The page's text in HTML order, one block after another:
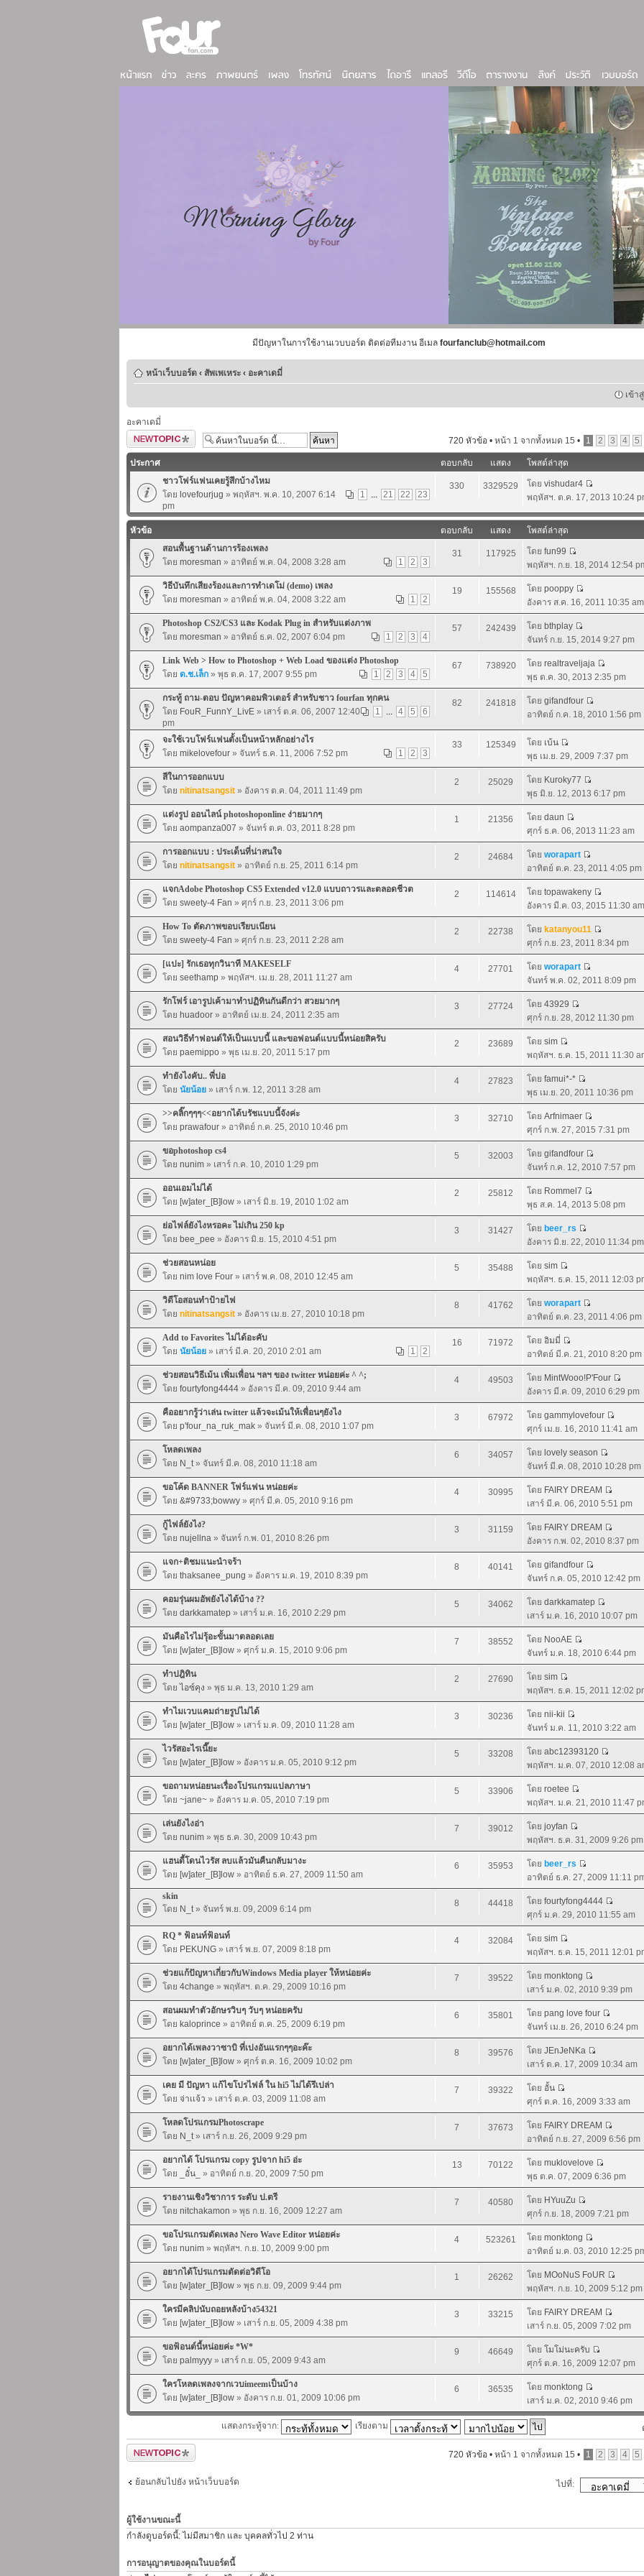
มีปัญหาในการใช้งานเวบบอร์ด ติดต่อทีมงาน อีเมล fourfanclub@hotmail.com
หน้าเว็บบอร์ด ‹ สัพเพเหระ ‹ อะคาเดมี่
เข้า
อะคาเดมี่
ตั้งกระทู้ใหม่
720 หัวข้อ • หน้า 1 จากทั้งหมด 15 • 1 2 3 4 5
ประกาศ ตอบกลับ แสดง
โพสต์ล่าสุด
ชาวโฟร์แฟนเคยรู้สึกบ้างไหม
1
... 21 22 23
โดย lovefourjug » พฤหัสฯ. พ.ค. 10, 2007 6:14
pm
330 3329529 โดย vishudar4
พฤหัสฯ. ต.ค. 17, 2013 10:24
หัวข้อ ตอบกลับ แสดง
โพสต์ล่าสุด
สอนพื้นฐานด้านการร้องเพลง
1
2 3
โดย moresman » อาทิตย์ พ.ค. 04, 2008 3:28 am
31 117925 โดย fun99
พฤหัสฯ. ก.ย. 18, 2014 12:54
วิธีบันทึกเสียงร้องและการทำเดโม่ (demo) เพลง
1
2
โดย moresman » อาทิตย์ พ.ค. 04, 2008 3:22 am
19 155568 โดย pooppy
อังคาร ส.ค. 16, 2011 10:35 am
Photoshop CS2/CS3 และ Kodak Plug in สำหรับแต่งภาพ
1
2 3 4
โดย moresman » อาทิตย์ ธ.ค. 02, 2007 6:04 pm
57 242439 โดย bthplay
จันทร์ ก.ย. 15, 2014 9:27 pm
Link Web > How to Photoshop + Web Load ของแต่ง Photoshop
1
2 3 4 5
โดย ด.ช.เล็ก » พุธ ต.ค. 17, 2007 9:55 pm
67 738920 โดย realtraveljaja
พุธ ต.ค. 30, 2013 2:35 pm
กระทู้ ถาม-ตอบ ปัญหาคอมพิวเตอร์ สำหรับชาว fourfan ทุกคน
1
... 4 5 6
โดย FouR_FunnY_LivE » เสาร์ ต.ค. 06, 2007 12:40
pm
82 241818 โดย gifandfour
อาทิตย์ ก.ค. 18, 2010 1:56 pm
จะใช้เวบโฟร์แฟนตั้งเป็นหน้าหลักอย่างไร
1
2 3
โดย mikelovefour » จันทร์ ธ.ค. 11, 2006 7:52 pm
33 125349 โดย เบ้น
พุธ เม.ย. 29, 2009 7:37 pm
สีในการออกแบบ
โดย nitinatsangsit » อังคาร ต.ค. 04, 2011 11:49 pm
2 25029 โดย Kuroky77
พุธ มิ.ย. 12, 2013 6:17 pm
แต่งรูป ออนไลน์ photoshoponline ง่ายมากๆ
โดย aompanza007 » จันทร์ ต.ค. 03, 2011 8:28 pm
1 21356 โดย daun
ศุกร์ ธ.ค. 06, 2013 11:23 am
การออกแบบ : ประเด็นที่น่าสนใจ
โดย nitinatsangsit » อาทิตย์ ก.ย. 25, 2011 6:14 pm
2 24684 โดย worapart
อาทิตย์ ต.ค. 23, 2011 4:05 pm
แจกAdobe Photoshop CS5 Extended v12.0 แบบถาวรและตลอดชีวต
โดย sweety-4 Fan » ศุกร์ ก.ย. 23, 2011 3:06 pm
2 114614 โดย topawakeny
อังคาร มี.ค. 03, 2015 11:30 am
How To ตัดภาพขอบเรียบเนียน
โดย sweety-4 Fan » ศุกร์ ก.ย. 23, 2011 2:28 am
2 22738 โดย katanyou11
ศุกร์ ก.ย. 23, 2011 8:34 pm
[แปะ] รักเธอทุกวินาที MAKESELF
โดย seethamp » พฤหัสฯ. เม.ย. 28, 2011 11:27 am
4 27701 โดย worapart
จันทร์ พ.ค. 02, 2011 8:09 pm
รักโฟร์ เอารูปเค้ามาทำปฏิทินกันดีกว่า สวยมากๆ
โดย huadoor » อาทิตย์ เม.ย. 24, 2011 2:35 am
3 27724 โดย 43929
ศุกร์ ก.ย. 28, 2012 11:30 pm
สอนวิธีทำฟอนต์ให้เป็นแบบนี้ และขอฟอนต์แบบนี้หน่อยสิครับ
โดย paemippo » พุธ เม.ย. 20, 2011 5:17 pm
2 23689 โดย sim
พฤหัสฯ. ธ.ค. 15, 2011 11:30
ทำยังไงคับ.. พี่ปอ
โดย นัยน้อย » เสาร์ ก.พ. 12, 2011 3:28 am
4 27823 โดย famui*-*
พุธ เม.ย. 20, 2011 10:36 pm
>>คลิ๊กๆๆๆ<<อยากได้บรัชแบบนี้จังค่ะ
โดย prawafour » อาทิตย์ ก.ค. 25, 2010 10:46 pm
3 32710 โดย Arfnimaer
ศุกร์ ก.พ. 27, 2015 7:31 pm
ขอphotoshop cs4
โดย nunim » เสาร์ ก.ค. 10, 2010 1:29 pm
5 32003 โดย gifandfour
จันทร์ ก.ค. 12, 2010 7:57 pm
ออนเอมไม่ได้
โดย [w]ater_[B]low » เสาร์ มิ.ย. 19, 2010 1:02 am
2 25812 โดย Rommel7
พุธ ส.ค. 14, 2013 5:08 pm
ย่อไฟล์ยังไงหรอคะ ไม่เกิน 250 kp
โดย bee_pee » อังคาร มิ.ย. 15, 2010 4:51 pm
3 31427 โดย beer_rs
อังคาร มิ.ย. 22, 2010 11:34 pm
ช่วยสอนหน่อย
โดย nim love Four » เสาร์ พ.ค. 08, 2010 12:45 am
5 35488 โดย sim
พฤหัสฯ. ธ.ค. 15, 2011 12:03
วิดีโอสอนทำป้ายไฟ
โดย nitinatsangsit » อังคาร เม.ย. 27, 2010 10:18 pm
8 41762 โดย worapart
อาทิตย์ ต.ค. 23, 2011 4:06 pm
Add to Favorites ไม่ได้อะคับ
1
2
โดย นัยน้อย » เสาร์ มี.ค. 20, 2010 2:01 am
16 71972 โดย อิมมี่
อาทิตย์ มี.ค. 21, 2010 8:20 pm
ช่วยสอนวิธีเม้น เพิ่มเพื่อน ฯลฯ ของ twitter หน่อยค่ะ ^ ^;
โดย fourtyfong4444 » อังคาร มี.ค. 09, 2010 9:44 am
4 49503 โดย MintWooo!P'Four
อังคาร มี.ค. 09, 2010 6:29 pm
คืออยากรู้ว่าเล่น twitter แล้วจะเม้นให้เพื่อนๆยังไง
โดย p'four_na_ruk_mak » จันทร์ มี.ค. 08, 2010 1:07 pm
3 67972 โดย gammylovefour
ศุกร์ เม.ย. 16, 2010 11:41 am
โหลดเพลง
โดย N_t» จันทร์ มี.ค. 08, 2010 11:18 am
6 34057 โดย lovely season
จันทร์ มี.ค. 08, 2010 10:28 pm
ขอโค้ด BANNER โฟร์แฟน หน่อยค่ะ
โดย &#9733;bowwy » ศุกร์ มี.ค. 05, 2010 9:16 pm
4 30995 โดย FAIRY DREAM
เสาร์ มี.ค. 06, 2010 5:51 pm
กู้ไฟล์ยังไง?
โดย nujellna » จันทร์ ก.พ. 01, 2010 8:26 pm
3 31159 โดย FAIRY DREAM
อังคาร ก.พ. 02, 2010 8:37 pm
แจก+ติชมแนะนำจร้า
โดย thaksanee_pung » อังคาร ม.ค. 19, 2010 8:39 pm
8 40141 โดย gifandfour
จันทร์ ก.ค. 05, 2010 12:42 pm
คอมรุ่นผมอัพยังไงได้บ้าง ??
โดย darkkamatep » เสาร์ ม.ค. 16, 2010 2:29 pm
5 34062 โดย darkkamatep
เสาร์ ม.ค. 16, 2010 10:07 pm
มันคือไรไม่รุ้อะขั้นมาตลอดเลย
โดย [w]ater_[B]low » ศุกร์ ม.ค. 15, 2010 9:06 pm
7 38552 โดย NooAE
จันทร์ ม.ค. 18, 2010 6:44 pm
ทำปฎิทิน
โดย ไอซ์คุง » พุธ ม.ค. 13, 2010 1:29 am
2 27690 โดย sim
พฤหัสฯ. ธ.ค. 15, 2011 12:02
ทำไมเวบแคมถ่ายรูปไม่ได้
โดย [w]ater_[B]low » เสาร์ ม.ค. 09, 2010 11:28 am
3 30236 โดย nii-kii
จันทร์ ม.ค. 11, 2010 3:22 am
ไวรัสอะไรเนี๊ยะ
โดย [w]ater_[B]low » อังคาร ม.ค. 05, 2010 9:12 pm
5 33208 โดย abc12393120
พฤหัสฯ. ม.ค. 07, 2010 12:08
ขอถามหน่อยนะเรื่องโปรแกรมแปลภาษา
โดย ~jane~ » อังคาร ม.ค. 05, 2010 7:19 pm
5 33906 โดย roetee
พฤหัสฯ. ม.ค. 21, 2010 11:47
เล่นยังไงอ่า
โดย nunim » พุธ ธ.ค. 30, 2009 10:43 pm
7 39012 โดย joyfan
พฤหัสฯ. ธ.ค. 31, 2009 9:26 pm
แฮนดี้โดนไวรัส ลบแล้วมันคืนกลับมางะ
โดย [w]ater_[B]low » อาทิตย์ ธ.ค. 27, 2009 11:50 am
6 35953 โดย beer_rs
อาทิตย์ ธ.ค. 27, 2009 11:11
skin
โดย N_t» จันทร์ พ.ย. 09, 2009 6:14 pm
8 44418 โดย fourtyfong4444
ศุกร์ ม.ค. 29, 2010 11:55 am
RQ * ฟ้อนท์ฟ้อนท์
โดย PEKUNG » เสาร์ พ.ย. 07, 2009 8:18 pm
4 32084 โดย sim
พฤหัสฯ. ธ.ค. 15, 2011 12:01
ช่วยแก้ปัญหาเกี่ยวกับWindows Media player ให้หน่อยค่ะ
โดย 4change » พฤหัสฯ. ต.ค. 29, 2009 10:16 pm
7 39522 โดย monktong
เสาร์ ม.ค. 02, 2010 9:39 pm
สอนผมทำตัวอักษรวิบๆ วับๆ หน่อยครับ
โดย kaloprince » อาทิตย์ ต.ค. 25, 2009 6:19 pm
6 35801 โดย pang love four
จันทร์ เม.ย. 26, 2010 6:24 pm
อยากได้เพลงวาซาบิ ที่เปงอันแรกๆๆอะค๊ะ
โดย [w]ater_[B]low » ศุกร์ ต.ค. 16, 2009 10:02 pm
8 39576 โดย JEnJeNKa
เสาร์ ต.ค. 17, 2009 10:34 am
เคย มี ปัญหา แก้ไขโปรไฟล์ ใน hi5 ไม่ได้รึเปล่า
โดย จ่าเเจ้ว » เสาร์ ต.ค. 03, 2009 11:08 am
7 39322 โดย อั้น
ศุกร์ ต.ค. 16, 2009 3:33 am
โหลดโปรแกรมPhotoscrape
โดย N_t» เสาร์ ก.ย. 26, 2009 9:29 pm
7 37673 โดย FAIRY DREAM
อาทิตย์ ก.ย. 27, 2009 6:56 pm
อยากได้ โปรแกรม copy รูปจาก hi5 อ่ะ
โดย
_อั๋น_ » อาทิตย์ ก.ย. 20, 2009 7:50 pm
13 70122 โดย muklovelove
พุธ ต.ค. 07, 2009 6:36 pm
รายงานเชิงวิชาการ ระดับ ป.ตรี
โดย nitchakamon » พุธ ก.ย. 16, 2009 12:27 am
7 40580 โดย HYuuZu
ศุกร์ ก.ย. 18, 2009 7:21 pm
ขอโปรแกรมตัดเพลง Nero Wave Editor หน่อยค่ะ
โดย nunim » พฤหัสฯ. ก.ย. 10, 2009 9:00 pm
4 523261 โดย monktong
อาทิตย์ ม.ค. 03, 2010 12:25
อยากได้โปรแกรมตัดต่อวิดีโอ
โดย [w]ater_[B]low » พุธ ก.ย. 09, 2009 9:44 pm
1 26262 โดย MOoNuS FoUR
พฤหัสฯ. ก.ย. 10, 2009 5:12 pm
ใครมีคลิปนับถอยหลังบ้าง54321
โดย [w]ater_[B]low » เสาร์ ก.ย. 05, 2009 4:38 pm
3 33215 โดย FAIRY DREAM
เสาร์ ก.ย. 05, 2009 7:02 pm
ขอฟ้อนต์นี้หน่อยค่ะ *W*
โดย palmyyy » เสาร์ ก.ย. 05, 2009 9:43 am
9 46649 โดย โมโม่นะครับ
ศุกร์ ต.ค. 16, 2009 12:07 pm
ใครโหลดเพลงจากเวบimeemเป็นบ้าง
โดย [w]ater_[B]low » อังคาร ก.ย. 01, 2009 10:06 pm
6 36535 โดย monktong
เสาร์ ม.ค. 02, 2010 9:46 pm
แสดงกระทู้จาก: เรียงตาม
ตั้งกระทู้ใหม่ 720 หัวข้อ • หน้า 1 จากทั้งหมด 15 • 1 2 3 4 5
ย้อนกลับไปยัง หน้าเว็บบอร์ด ไปที่:
ผู้ใช้งานขณะนี้
กำลังดูบอร์ดนี้: ไม่มีสมาชิก และ บุคคลทั่วไป 2 ท่าน
การอนุญาตของคุณในบอร์ดนี้